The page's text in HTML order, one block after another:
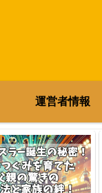
運営者情報